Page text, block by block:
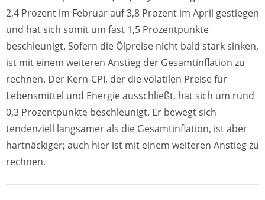
2,4 Prozent im Februar auf 3,8 Prozent im April gestiegen
und hat sich somit um fast 1,5 Prozentpunkte
beschleunigt. Sofern die Ölpreise nicht bald stark sinken,
ist mit einem weiteren Anstieg der Gesamtinflation zu
rechnen. Der Kern-CPI, der die volatilen Preise für
Lebensmittel und Energie ausschließt, hat sich um rund
0,3 Prozentpunkte beschleunigt. Er bewegt sich
tendenziell langsamer als die Gesamtinflation, ist aber
hartnäckiger; auch hier ist mit einem weiteren Anstieg zu
rechnen.